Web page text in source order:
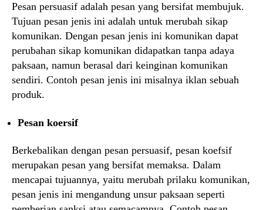
Pesan persuasif adalah pesan yang bersifat membujuk.
Tujuan pesan jenis ini adalah untuk merubah sikap
komunikan. Dengan pesan jenis ini komunikan dapat
perubahan sikap komunikan didapatkan tanpa adaya
paksaan, namun berasal dari keinginan komunikan
sendiri. Contoh pesan jenis ini misalnya iklan sebuah
produk.
Pesan koersif
Berkebalikan dengan pesan persuasif, pesan koefsif
merupakan pesan yang bersifat memaksa. Dalam
mencapai tujuannya, yaitu merubah prilaku komunikan,
pesan jenis ini mengandung unsur paksaan seperti